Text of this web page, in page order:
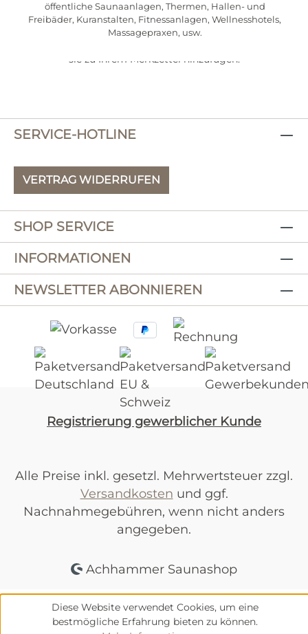
öffentliche Saunaanlagen, Thermen, Hallen- und
Freibäder, Kuranstalten, Fitnessanlagen, Wellnesshotels,
Massagepraxen, usw.
Ihr Merkzettel ist leer
sie zu Ihrem Merkzettel hinzufügen.
SERVICE-HOTLINE
VERTRAG WIDERRUFEN
SHOP SERVICE
INFORMATIONEN
NEWSLETTER ABONNIEREN
Registrierung gewerblicher Kunde
Alle Preise inkl. gesetzl. Mehrwertsteuer zzgl.
Versandkosten und ggf.
Nachnahmegebühren, wenn nicht anders
angegeben.
Achhammer Saunashop
Diese Website verwendet Cookies, um eine
bestmögliche Erfahrung bieten zu können.